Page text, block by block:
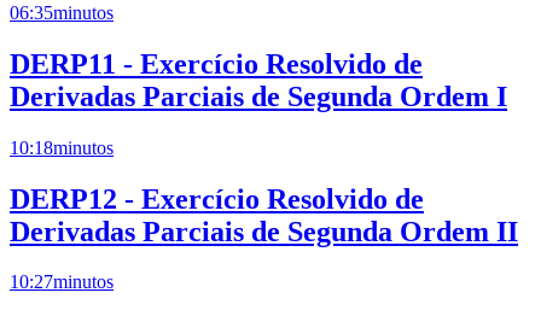
06:35minutos
DERP11 - Exercício Resolvido de
Derivadas Parciais de Segunda Ordem I
10:18minutos
DERP12 - Exercício Resolvido de
Derivadas Parciais de Segunda Ordem II
10:27minutos